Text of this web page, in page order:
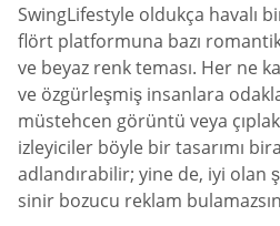
SwingLifestyle oldukça havalı
flört platformuna bazı
ve beyaz renk teması. Her ne
ve özgürleşmiş insanlara
müstehcen görüntü veya
izleyiciler böyle bir tasarımı
adlandırabilir; yine de, iyi olan
sinir bozucu reklam